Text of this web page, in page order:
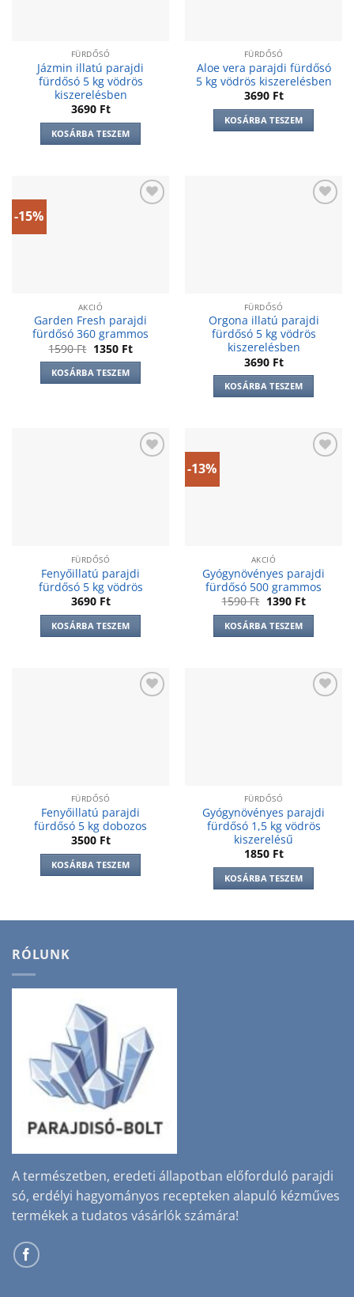
FÜRDŐSÓ
Jázmin illatú parajdi
fürdősó 5 kg vödrös
kiszerelésben
3690 Ft
KOSÁRBA TESZEM
FÜRDŐSÓ
Aloe vera parajdi fürdősó
5 kg vödrös kiszerelésben
3690 Ft
KOSÁRBA TESZEM
-15%
AKCIÓ
Garden Fresh parajdi
fürdősó 360 grammos
1590Ft Original
price
was:
1590 Ft.
1350 FtCurrent
price
KOSÁRBA TESZEM
FÜRDŐSÓ
Orgona illatú parajdi
fürdősó 5 kg vödrös
kiszerelésben
3690 Ft
KOSÁRBA TESZEM
FÜRDŐSÓ
Fenyőillatú parajdi
fürdősó 5 kg vödrös
3690 Ft
KOSÁRBA TESZEM
-13%
AKCIÓ
Gyógynövényes parajdi
fürdősó 500 grammos
1590Ft Original
price
was:
1590 Ft.
1390 FtCurrent
price
is:
KOSÁRBA TESZEM
FÜRDŐSÓ
Fenyőillatú parajdi
fürdősó 5 kg dobozos
3500 Ft
KOSÁRBA TESZEM
FÜRDŐSÓ
Gyógynövényes parajdi
fürdősó 1,5 kg vödrös
kiszerelésű
1850 Ft
KOSÁRBA TESZEM
RÓLUNK
A természetben, eredeti állapotban előforduló parajdi
só, erdélyi hagyományos recepteken alapuló kézműves
termékek a tudatos vásárlók számára!